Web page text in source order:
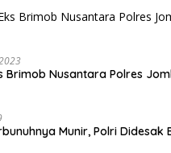
Brimob Nusantara Polres
Munir, Polri Didesak